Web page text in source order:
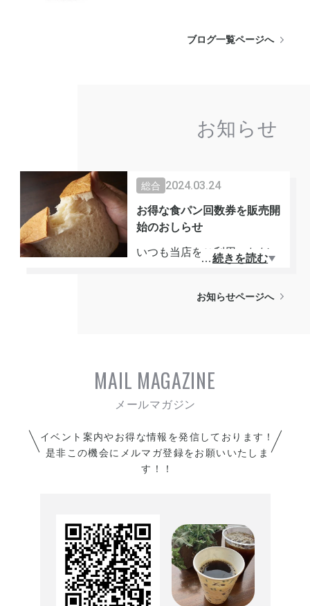
ブログ一覧ページへ
お知らせ
総合 2024.03.24
お得な食パン回数券を販売開
始のおしらせ
いつも当店をご利用いただき
食パンファンの皆様お待たせ
いてくる超お得な回数券とな
っております！
ますので当店アプリより現地
決済にてお買い求めいただけ
ます！
…続きを読む
お知らせページへ
MAIL MAGAZINE
イベント案内やお得な情報を発信しております！
是非この機会にメルマガ登録をお願いいたしま
す！！